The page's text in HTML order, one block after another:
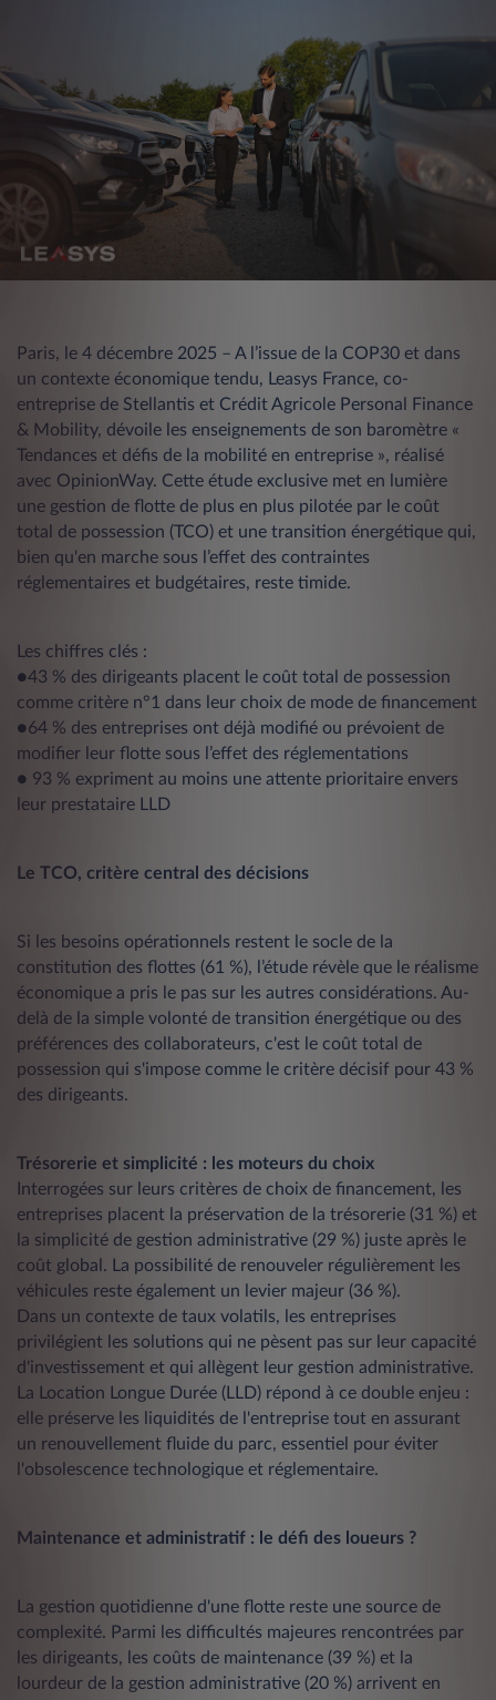
Paris, le 4 décembre 2025 – A l’issue de la COP30 et dans
un contexte économique tendu, Leasys France, co-
entreprise de Stellantis et Crédit Agricole Personal Finance
& Mobility, dévoile les enseignements de son baromètre «
Tendances et défis de la mobilité en entreprise », réalisé
avec OpinionWay. Cette étude exclusive met en lumière
une gestion de flotte de plus en plus pilotée par le coût
total de possession (TCO) et une transition énergétique qui,
bien qu'en marche sous l’effet des contraintes
réglementaires et budgétaires, reste timide.
Les chiffres clés :
●43 % des dirigeants placent le coût total de possession
comme critère n°1 dans leur choix de mode de financement
●64 % des entreprises ont déjà modifié ou prévoient de
modifier leur flotte sous l’effet des réglementations
● 93 % expriment au moins une attente prioritaire envers
leur prestataire LLD
Le TCO, critère central des décisions
Si les besoins opérationnels restent le socle de la
constitution des flottes (61 %), l’étude révèle que le réalisme
économique a pris le pas sur les autres considérations. Au-
delà de la simple volonté de transition énergétique ou des
préférences des collaborateurs, c'est le coût total de
possession qui s'impose comme le critère décisif pour 43 %
des dirigeants.
Trésorerie et simplicité : les moteurs du choix
Interrogées sur leurs critères de choix de financement, les
entreprises placent la préservation de la trésorerie (31 %) et
la simplicité de gestion administrative (29 %) juste après le
coût global. La possibilité de renouveler régulièrement les
véhicules reste également un levier majeur (36 %).
Dans un contexte de taux volatils, les entreprises
privilégient les solutions qui ne pèsent pas sur leur capacité
d'investissement et qui allègent leur gestion administrative.
La Location Longue Durée (LLD) répond à ce double enjeu :
elle préserve les liquidités de l'entreprise tout en assurant
un renouvellement fluide du parc, essentiel pour éviter
l'obsolescence technologique et réglementaire.
Maintenance et administratif : le défi des loueurs ?
La gestion quotidienne d'une flotte reste une source de
complexité. Parmi les difficultés majeures rencontrées par
les dirigeants, les coûts de maintenance (39 %) et la
lourdeur de la gestion administrative (20 %) arrivent en